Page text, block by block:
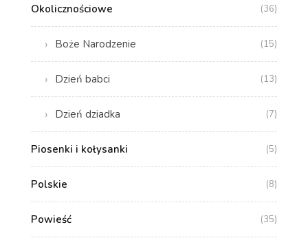
Okolicznościowe (36)
Boże Narodzenie (15)
Dzień babci (13)
Dzień dziadka (7)
Piosenki i kołysanki (5)
Polskie (8)
Powieść (35)